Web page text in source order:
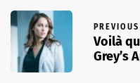
PREVIOUS
Voilà
Grey’s